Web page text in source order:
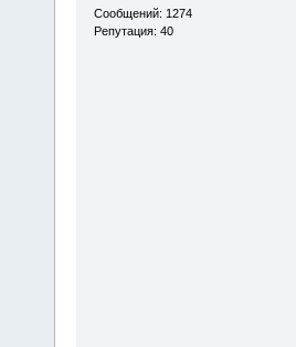
Сообщений: 1274
Репутация: 40